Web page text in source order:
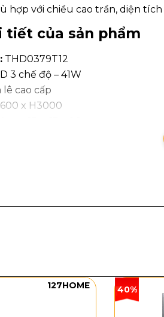
hợp với chiều cao trần, diện
tiết của sản phẩm
THD0379T12
3 chế độ – 41W
lê cao cấp
x H3000
127HOME 40%